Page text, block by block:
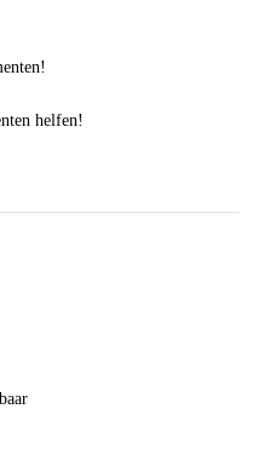
(margeregeling)
helfen!